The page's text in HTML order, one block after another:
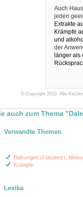
Auch
jeden
Extrakte
Krämpfe
und
der
länger
© Copyright 2010. Alle
auch zum Thema
Verwandte Themen
Blähungen (Flatulenz),
Krämpfe
Lexika